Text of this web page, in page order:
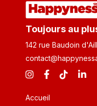
Toujours au
142 rue Baudoin
Accueil